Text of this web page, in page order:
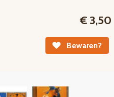
€ 3,50
Bewaren?